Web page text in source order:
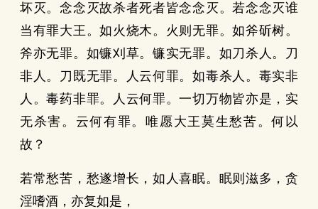
坏灭。念念灭故杀者死者皆念念灭。若念念灭谁
当有罪大王。如火烧木。火则无罪。如斧斫树。
斧亦无罪。如镰刈草。镰实无罪。如刀杀人。刀
非人。刀既无罪。人云何罪。如毒杀人。毒实非
人。毒药非罪。人云何罪。一切万物皆亦是，实
无杀害。云何有罪。唯愿大王莫生愁苦。何以
故？
若常愁苦，愁遂增长，如人喜眠。眠则滋多，贪
淫嗜酒，亦复如是，